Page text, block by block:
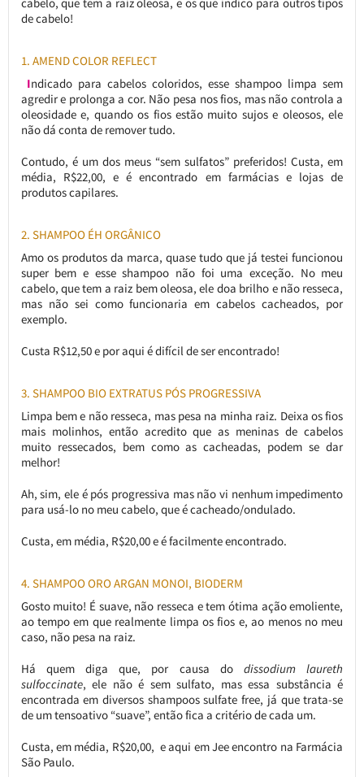
de cabelo!
1. AMEND COLOR REFLECT
Indicado para cabelos coloridos, esse shampoo limpa sem
agredir e prolonga a cor. Não pesa nos fios, mas não controla a
oleosidade e, quando os fios estão muito sujos e oleosos, ele
não dá conta de remover tudo.
Contudo, é um dos meus “sem sulfatos” preferidos! Custa, em
média, R$22,00, e é encontrado em farmácias e lojas de
produtos capilares.
2. SHAMPOO ÉH ORGÂNICO
Amo os produtos da marca, quase tudo que já testei funcionou
super bem e esse shampoo não foi uma exceção. No meu
cabelo, que tem a raiz bem oleosa, ele doa brilho e não resseca,
mas não sei como funcionaria em cabelos cacheados, por
exemplo.
Custa R$12,50 e por aqui é difícil de ser encontrado!
3. SHAMPOO BIO EXTRATUS PÓS PROGRESSIVA
Limpa bem e não resseca, mas pesa na minha raiz. Deixa os fios
mais molinhos, então acredito que as meninas de cabelos
muito ressecados, bem como as cacheadas, podem se dar
melhor!
Ah, sim, ele é pós progressiva mas não vi nenhum impedimento
para usá-lo no meu cabelo, que é cacheado/ondulado.
Custa, em média, R$20,00 e é facilmente encontrado.
4. SHAMPOO ORO ARGAN MONOI, BIODERM
Gosto muito! É suave, não resseca e tem ótima ação emoliente,
ao tempo em que realmente limpa os fios e, ao menos no meu
caso, não pesa na raiz.
Há quem diga que, por causa dodissodium laureth
sulfoccinate, ele não é sem sulfato, mas essa substância é
encontrada em diversos shampoos sulfate free, já que trata-se
de um tensoativo “suave”, então fica a critério de cada um.
Custa, em média, R$20,00, e aqui em Jee encontro na Farmácia
São Paulo.